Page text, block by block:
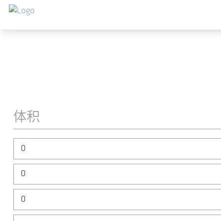
跳转到主要内容
体积